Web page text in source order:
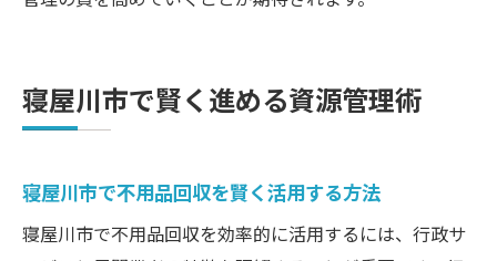
寝屋川市で賢く進める資源管理術
寝屋川市で不用品回収を賢く活用する方法
寝屋川市で不用品回収を効率的に活用するには、行政サ